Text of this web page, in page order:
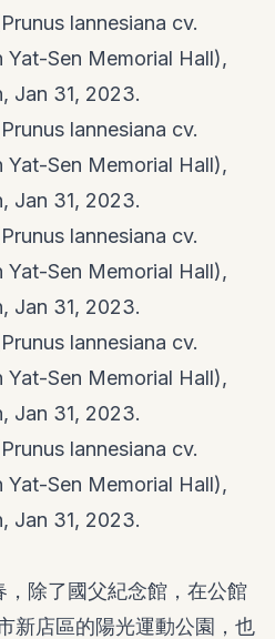
除了國父紀念館，在公館
新店區的陽光運動公園，也